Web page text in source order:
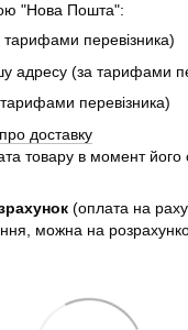
"Нова Пошта":
тарифами перевізника)
адресу (за тарифами
перевізника)
доставку
товару в момент
(оплата на
можна на